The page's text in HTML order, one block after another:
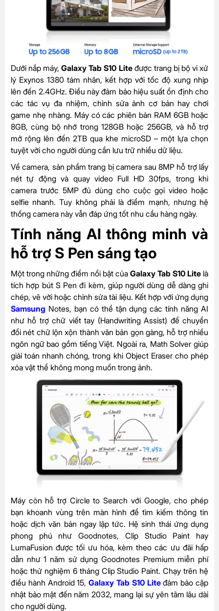
Dưới nắp máy,Galaxy Tab S10 Liteđược trang bị bộ vi xử
lý Exynos 1380 tám nhân, kết hợp với tốc độ xung nhịp
lên đến 2.4GHz. Điều này đảm bảo hiệu suất ổn định cho
các tác vụ đa nhiệm, chỉnh sửa ảnh cơ bản hay chơi
game nhẹ nhàng. Máy có các phiên bản RAM 6GB hoặc
8GB, cùng bộ nhớ trong 128GB hoặc 256GB, và hỗ trợ
mở rộng lên đến 2TB qua khe microSD – một lựa chọn
tuyệt vời cho người dùng cần lưu trữ nhiều dữ liệu.
Về camera, sản phẩm trang bị camera sau 8MP hỗ trợ lấy
nét tự động và quay video Full HD 30fps, trong khi
camera trước 5MP đủ dùng cho cuộc gọi video hoặc
selfie nhanh. Tuy không phải là điểm mạnh, nhưng hệ
thống camera này vẫn đáp ứng tốt nhu cầu hàng ngày.
Tính năng AI thông minh và
hỗ trợ S Pen sáng tạo
Một trong những điểm nổi bật của Galaxy Tab S10 Lite là
tích hợp bút S Pen đi kèm, giúp người dùng dễ dàng ghi
chép, vẽ vời hoặc chỉnh sửa tài liệu. Kết hợp với ứng dụng
Samsung Notes, bạn có thể tận dụng các tính năng AI
như hỗ trợ chữ viết tay (Handwriting Assist) để chuyển
đổi nét chữ lộn xộn thành văn bản gọn gàng, hỗ trợ nhiều
ngôn ngữ bao gồm tiếng Việt. Ngoài ra, Math Solver giúp
giải toán nhanh chóng, trong khi Object Eraser cho phép
xóa vật thể không mong muốn trong ảnh.
Máy còn hỗ trợ Circle to Search với Google, cho phép
bạn khoanh vùng trên màn hình để tìm kiếm thông tin
hoặc dịch văn bản ngay lập tức. Hệ sinh thái ứng dụng
phong phú như Goodnotes, Clip Studio Paint hay
LumaFusion được tối ưu hóa, kèm theo các ưu đãi hấp
dẫn như 1 năm sử dụng Goodnotes Premium miễn phí
hoặc thử nghiệm 6 tháng Clip Studio Paint.Chạy trên hệ
điều hành Android 15,Galaxy Tab S10 Liteđảm bảo cập
nhật bảo mật đến năm 2032, mang lại sự yên tâm lâu dài
cho người dùng.